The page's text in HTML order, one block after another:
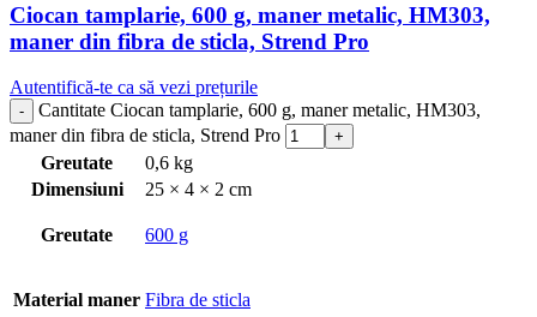
Ciocan tamplarie, 600 g, maner metalic, HM303,
maner din fibra de sticla, Strend Pro
Autentifică-te ca să vezi prețurile
Cantitate Ciocan tamplarie, 600 g, maner metalic, HM303,
maner din fibra de sticla, Strend Pro
Greutate
0,6 kg
Dimensiuni
25 × 4 × 2 cm
Greutate 600 g
Material maner Fibra de sticla